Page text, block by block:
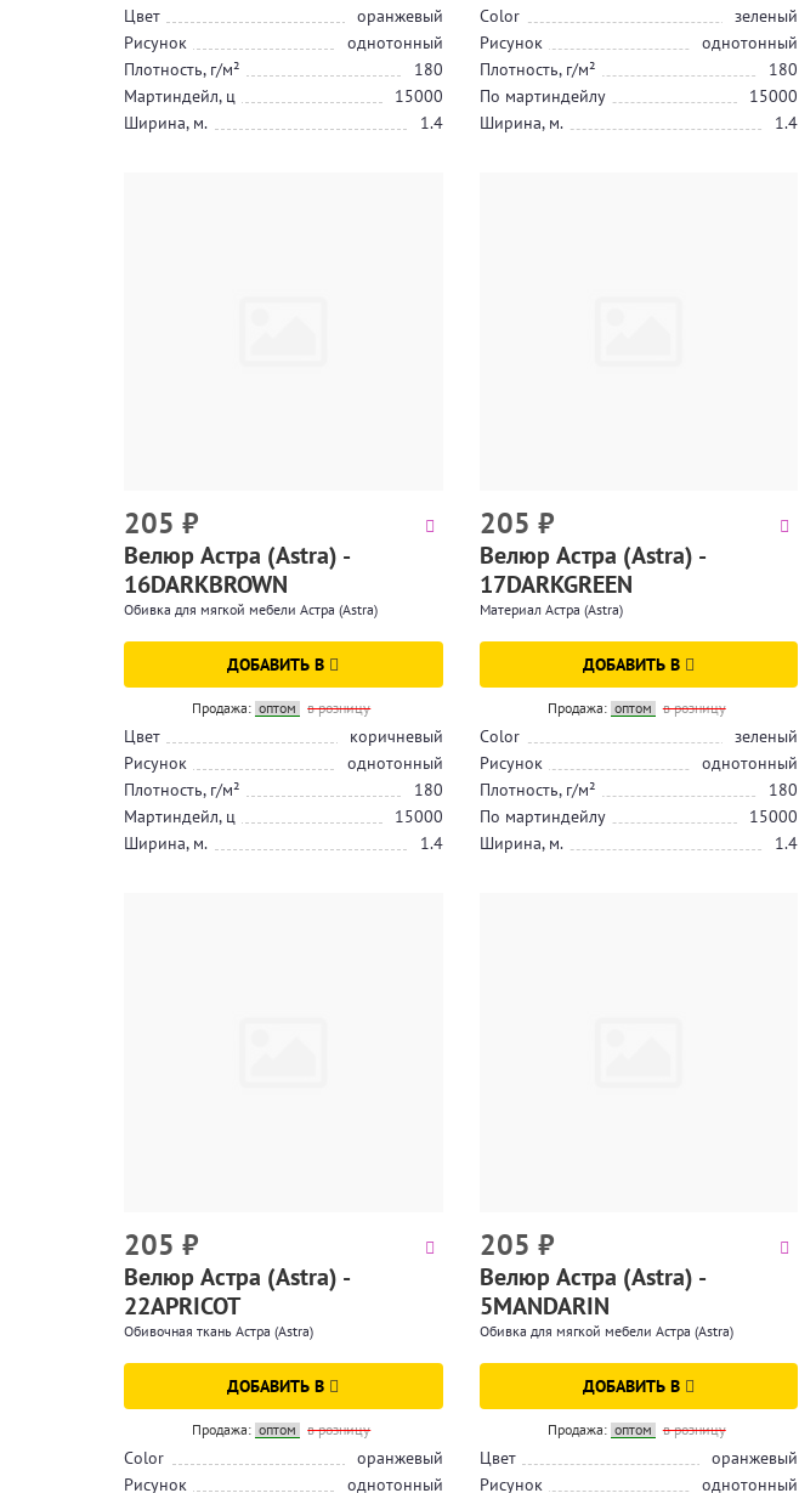
Цвет
оранжевый
Рисунок
однотонный
Плотность, г/м²
180
Мартиндейл, ц
15000
Ширина, м.
1.4
Color
зеленый
Рисунок
однотонный
Плотность, г/м²
180
По мартиндейлу
15000
Ширина, м.
1.4
205 ₽
Велюр Астра (Astra) -
16DARKBROWN
Обивка для мягкой мебели Астра (Astra)
ДОБАВИТЬ В
Продажа: оптом в розницу
Цвет
коричневый
Рисунок
однотонный
Плотность, г/м²
180
Мартиндейл, ц
15000
Ширина, м.
1.4
205 ₽
Велюр Астра (Astra) -
17DARKGREEN
Материал Астра (Astra)
ДОБАВИТЬ В
Продажа: оптом в розницу
Color
зеленый
Рисунок
однотонный
Плотность, г/м²
180
По мартиндейлу
15000
Ширина, м.
1.4
205 ₽
Велюр Астра (Astra) -
22APRICOT
Обивочная ткань Астра (Astra)
ДОБАВИТЬ В
Продажа: оптом в розницу
Color
оранжевый
Рисунок
однотонный
205 ₽
Велюр Астра (Astra) -
5MANDARIN
Обивка для мягкой мебели Астра (Astra)
ДОБАВИТЬ В
Продажа: оптом в розницу
Цвет
оранжевый
Рисунок
однотонный